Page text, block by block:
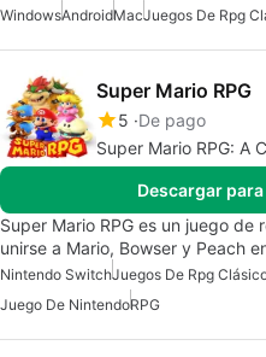
WindowsAndroidMacJuegos De Rpg
Super Mario RPG
5 De pago
Super Mario RPG: A
Descargar
Super Mario RPG es un juego de
unirse a Mario, Bowser y Peach
Nintendo SwitchJuegos De Rpg
Juego De NintendoRPG